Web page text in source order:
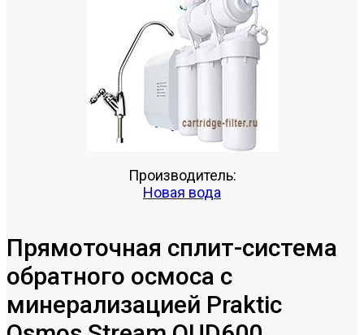
Производитель:
Новая вода
Прямоточная сплит-система
обратного осмоса с
минерализацией Praktic